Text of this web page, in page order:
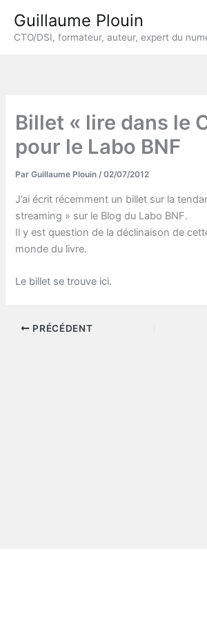
contenu
Guillaume Plouin
CTO/DSI, formateur, auteur, expert du
Billet « lire dans le
pour le Labo BNF
ParGuillaume Plouin/02/07/2012
J’ai écrit récemment un billet sur la
streaming » sur le Blog du Labo BNF.
Il y est question de la déclinaison de
monde du livre.
Le billet se trouve ici.
PRÉCÉDENT